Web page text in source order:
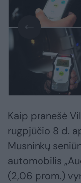
Kaip pranešė
rugpjūčio 8 d.
Musninkų
automobilis
(2,06 prom.)